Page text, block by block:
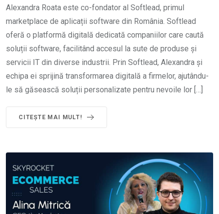
Alexandra Roata este co-fondator al Softlead, primul
marketplace de aplicații software din România. Softlead
oferă o platformă digitală dedicată companiilor care caută
soluții software, facilitând accesul la sute de produse și
servicii IT din diverse industrii. Prin Softlead, Alexandra și
echipa ei sprijină transformarea digitală a firmelor, ajutându-
le să găsească soluții personalizate pentru nevoile lor […]
CITEȘTE MAI MULT!